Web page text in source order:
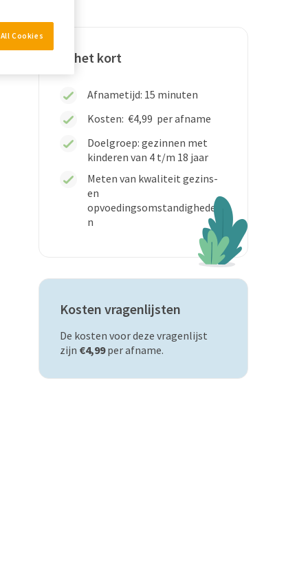
In het kort
Afnametijd: 15 minuten
Kosten:€4,99 per afname
Doelgroep: gezinnen met
kinderen van 4 t/m 18 jaar
Meten van kwaliteit gezins-
en
opvoedingsomstandighede
n
Kosten vragenlijsten
De kosten voor deze vragenlijst
zijn €4,99per afname.
Cookies